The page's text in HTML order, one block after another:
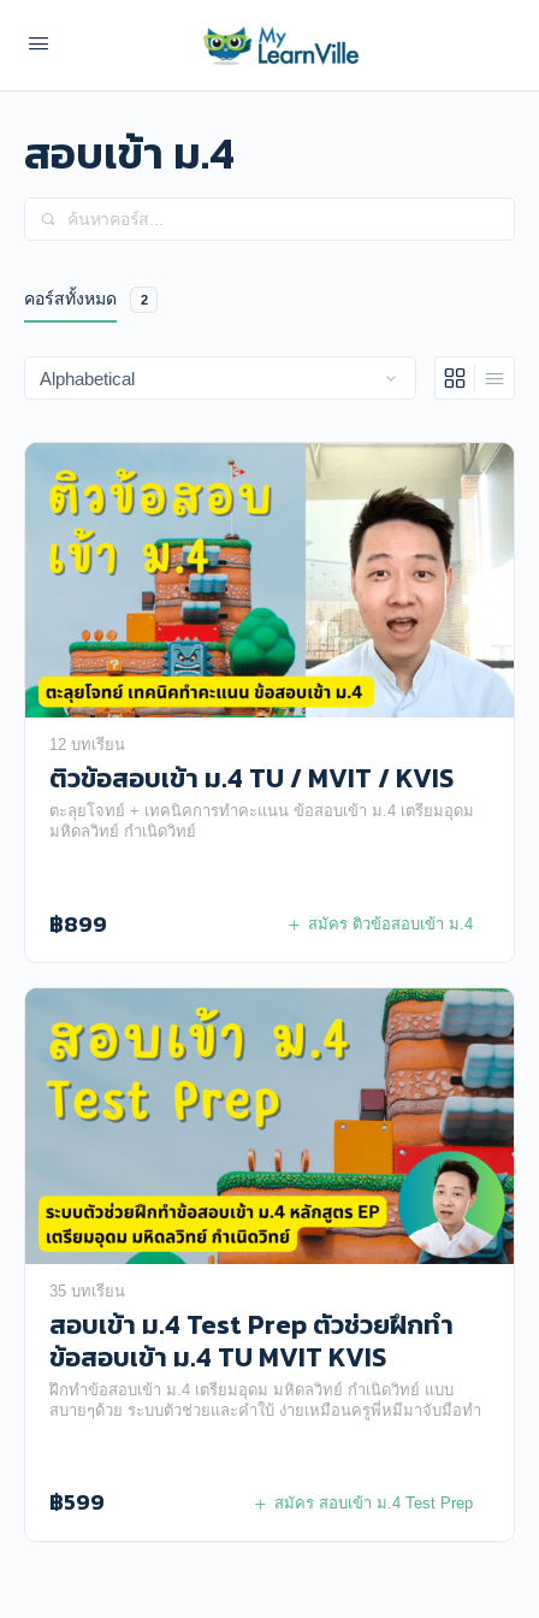
สอบเข้า ม.4
Search
คอร์สทั้งหมด 2
12 บทเรียน
ติวข้อสอบเข้า ม.4 TU / MVIT / KVIS
ตะลุยโจทย์ + เทคนิคการทำคะแนน ข้อสอบเข้า ม.4 เตรียมอุดม
มหิดลวิทย์ กำเนิดวิทย์
฿899 สมัคร ติวข้อสอบเข้า ม.4
35 บทเรียน
สอบเข้า ม.4 Test Prep ตัวช่วยฝึกทำ
ข้อสอบเข้า ม.4 TU MVIT KVIS
ฝึกทำข้อสอบเข้า ม.4 เตรียมอุดม มหิดลวิทย์ กำเนิดวิทย์ แบบ
สบายๆด้วย ระบบตัวช่วยและคำใบ้ ง่ายเหมือนครูพี่หมีมาจับมือทำ
฿599 สมัคร สอบเข้า ม.4 Test Prep